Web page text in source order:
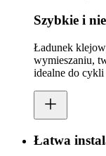
Szybkie i
Ładunek
wymieszaniu,
idealne do
Łatwa